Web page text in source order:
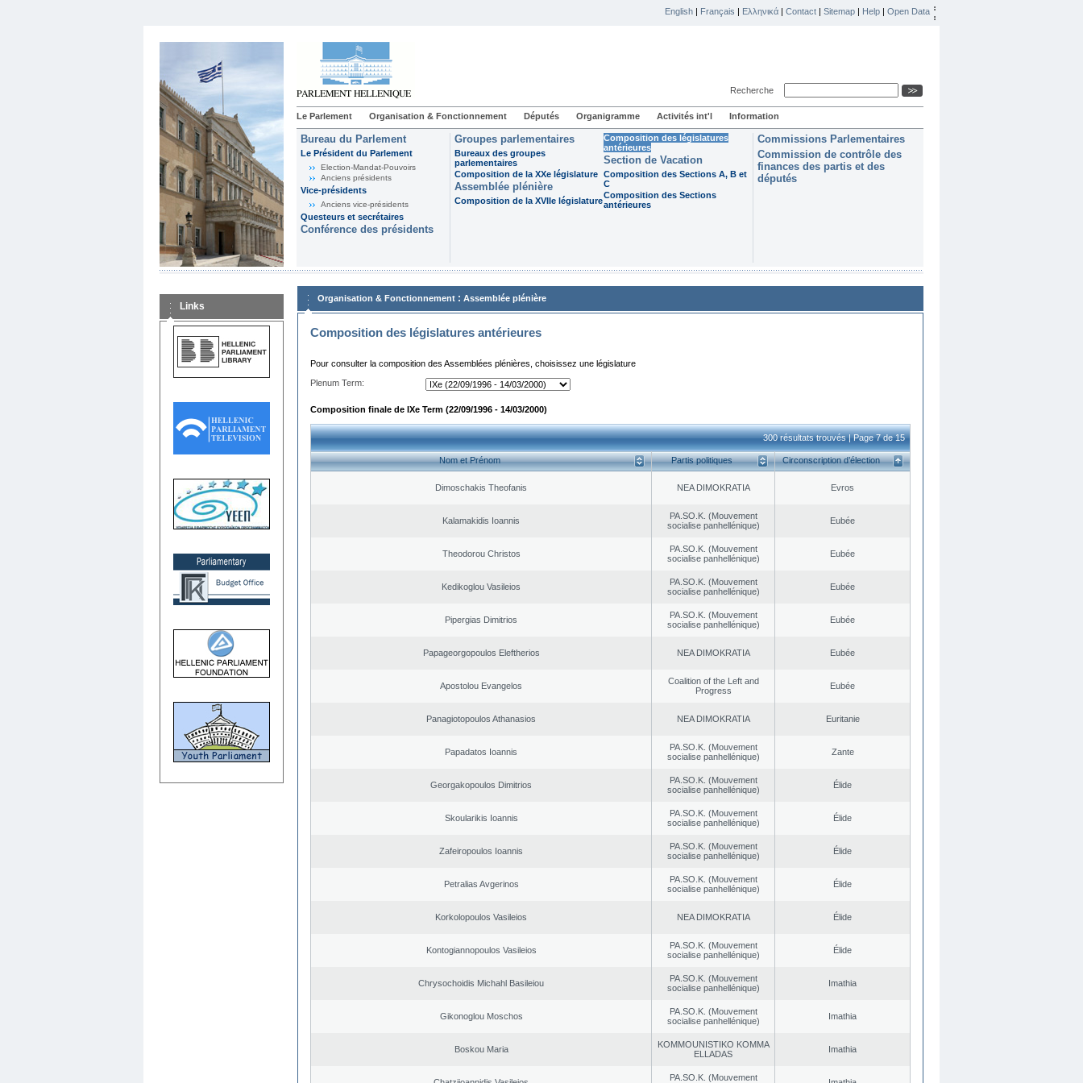
English | Français | Ελληνικά | Contact | Sitemap | Help | Open Data
Recherche
Le Parlement Organisation & Fonctionnement Députés Organigramme Activités int'l Information
Bureau du Parlement
Le Président du Parlement
Election-Mandat-Pouvoirs
Anciens présidents
Vice-présidents
Anciens vice-présidents
Questeurs et secrétaires
Conférence des présidents
Groupes parlementaires
Bureaux des groupes
parlementaires
Composition de la XXe législature
Assemblée plénière
Composition de la XVIIe législature
Composition des législatures
antérieures
Section de Vacation
Composition des Sections A, B et
C
Composition des Sections
antérieures
Commissions Parlementaires
Commission de contrôle des
finances des partis et des
députés
Links
Organisation & Fonctionnement : Assemblée plénière
Composition des législatures antérieures
Pour consulter la composition des Assemblées plénières, choisissez une législature
Plenum Term:
Composition finale de IXe Term (22/09/1996 - 14/03/2000)
300 résultats trouvés | Page 7 de 15
Nom et Prénom Partis politiques Circonscription d’élection
Dimoschakis Theofanis NEA DΙMOKRATIA Evros
Kalamakidis Ioannis
PA.SO.K. (Mouvement
socialise panhellénique)
Eubée
Theodorou Christos
PA.SO.K. (Mouvement
socialise panhellénique)
Eubée
Kedikoglou Vasileios
PA.SO.K. (Mouvement
socialise panhellénique)
Eubée
Pipergias Dimitrios
PA.SO.K. (Mouvement
socialise panhellénique)
Eubée
Papageorgopoulos Eleftherios NEA DΙMOKRATIA Eubée
Apostolou Evangelos
Coalition of the Left and
Progress
Eubée
Panagiotopoulos Athanasios NEA DΙMOKRATIA Euritanie
Papadatos Ioannis
PA.SO.K. (Mouvement
socialise panhellénique)
Zante
Georgakopoulos Dimitrios
PA.SO.K. (Mouvement
socialise panhellénique)
Élide
Skoularikis Ioannis
PA.SO.K. (Mouvement
socialise panhellénique)
Élide
Zafeiropoulos Ioannis
PA.SO.K. (Mouvement
socialise panhellénique)
Élide
Petralias Avgerinos
PA.SO.K. (Mouvement
socialise panhellénique)
Élide
Korkolopoulos Vasileios NEA DΙMOKRATIA Élide
Kontogiannopoulos Vasileios
PA.SO.K. (Mouvement
socialise panhellénique)
Élide
Chrysochoidis Michahl Basileiou
PA.SO.K. (Mouvement
socialise panhellénique)
Imathia
Gikonoglou Moschos
PA.SO.K. (Mouvement
socialise panhellénique)
Imathia
Boskou Maria
KOMMOUNISTIKO KOMMA
ELLADAS
Imathia
PA.SO.K. (Mouvement